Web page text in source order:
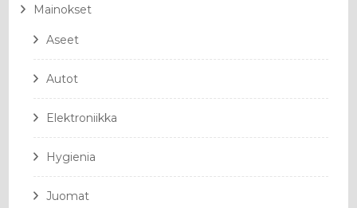
Mainokset
Aseet
Autot
Elektroniikka
Hygienia
Juomat